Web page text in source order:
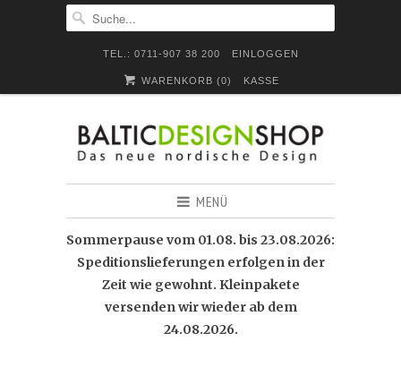
TEL.: 0711-907 38 200 EINLOGGEN
WARENKORB (0) KASSE
MENÜ
Sommerpause vom 01.08. bis 23.08.2026:
Speditionslieferungen erfolgen in der
Zeit wie gewohnt. Kleinpakete
versenden wir wieder ab dem
24.08.2026.